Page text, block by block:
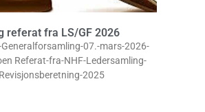
referat fra LS/GF 2026
07.-mars-2026-
Referat-fra-NHF-Ledersamling-
2025